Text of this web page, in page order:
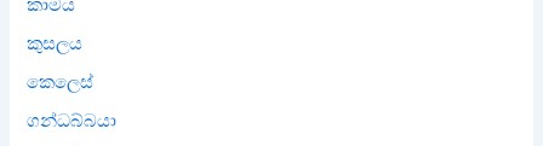
කාමය
කුසලය
කෙලෙස්
ගන්ධබ්බයා